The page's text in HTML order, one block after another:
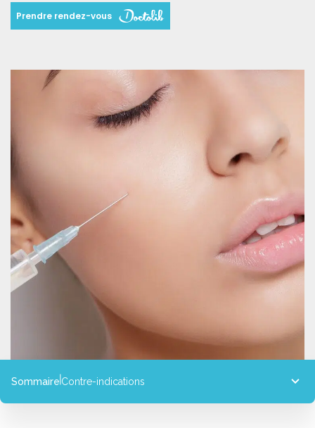
Prendre rendez-vous
Sommaire Contre-indications